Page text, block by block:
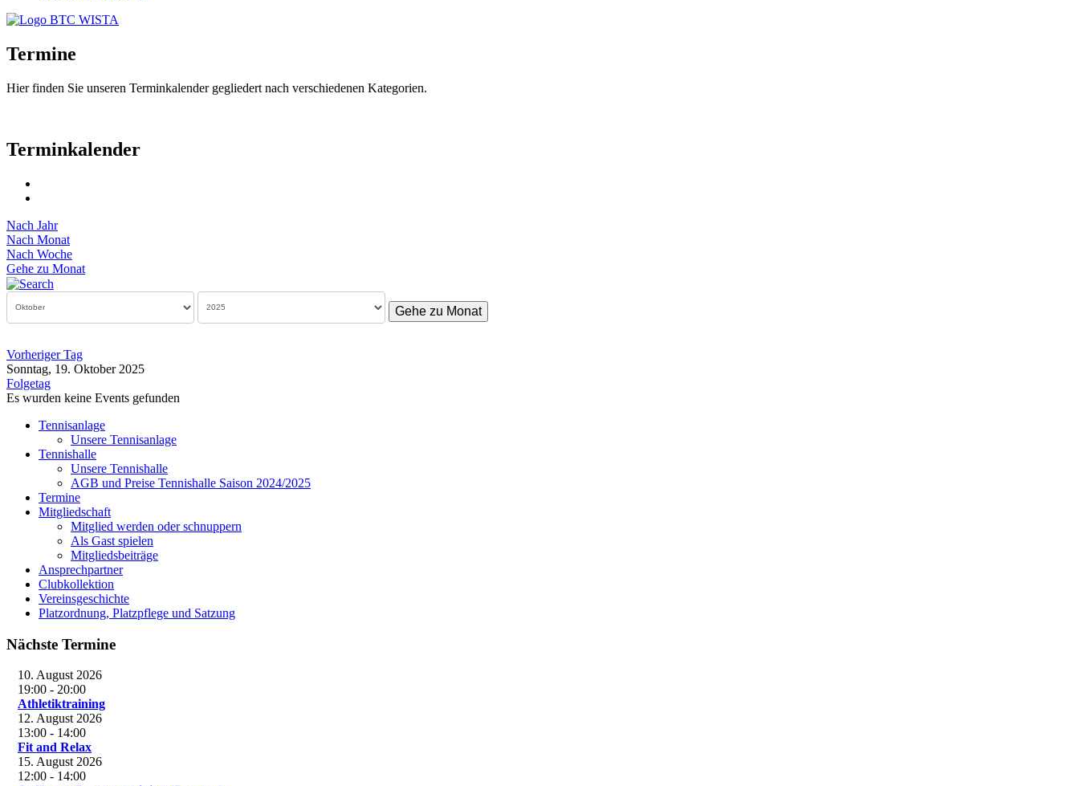
Termine
Hier finden Sie unseren Terminkalender gegliedert nach verschiedenen Kategorien.
Terminkalender
Nach Jahr
Nach Monat
Nach Woche
Gehe zu Monat
Gehe zu Monat
Vorheriger Tag
Sonntag, 19. Oktober 2025
Folgetag
Es wurden keine Events gefunden
Tennisanlage
Unsere Tennisanlage
Tennishalle
Unsere Tennishalle
AGB und Preise Tennishalle Saison 2024/2025
Termine
Mitgliedschaft
Mitglied werden oder schnuppern
Als Gast spielen
Mitgliedsbeiträge
Ansprechpartner
Clubkollektion
Vereinsgeschichte
Platzordnung, Platzpflege und Satzung
Nächste Termine
10. August 2026
19:00 - 20:00
Athletiktraining
12. August 2026
13:00 - 14:00
Fit and Relax
15. August 2026
12:00 - 14:00